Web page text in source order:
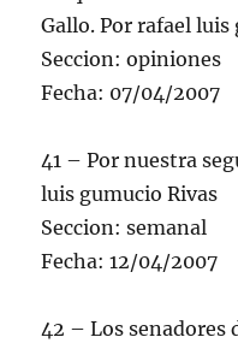
Gallo. Por rafael luis
Seccion: opiniones
Fecha: 07/04/2007
41 – Por nuestra
luis gumucio Rivas
Seccion: semanal
Fecha: 12/04/2007
42 – Los senadores